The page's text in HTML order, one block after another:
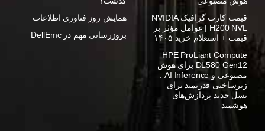
قیمت کارت گرافیک NVIDIA
H200 NVL | عوامل مؤثر بر
قیمت + استعلام خرید ۱۴۰۵
HPE ProLiant Compute
DL580 Gen12 برای هوش
مصنوعی و AI Inference :
زیرساختی قدرتمند برای
نسل جدید پردازش‌های
هوشمند
همایش روز فناوری اطلاعات
بروزرسانی مهم در DellEmc